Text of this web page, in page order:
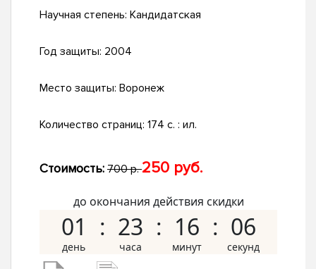
Научная степень: Кандидатская
Год защиты: 2004
Место защиты: Воронеж
Количество страниц: 174 с. : ил.
Стоимость: 700 р.250 руб.
до окончания действия скидки
01 23 16 05